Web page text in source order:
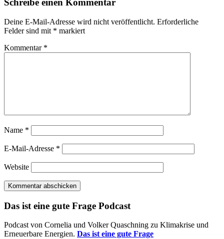
Schreibe einen Kommentar
Deine E-Mail-Adresse wird nicht veröffentlicht. Erforderliche
Felder sind mit * markiert
Kommentar *
Name *
E-Mail-Adresse *
Website
Das ist eine gute Frage Podcast
Podcast von Cornelia und Volker Quaschning zu Klimakrise und
Erneuerbare Energien. Das ist eine gute Frage